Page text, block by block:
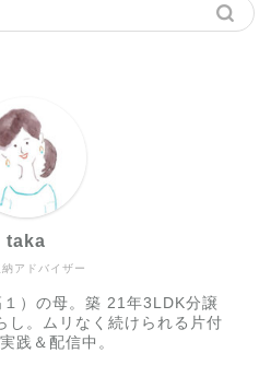
アドバイザー
taka
）の母。築 21年3LDK分譲
し。ムリなく続けられる片付
践＆配信中。